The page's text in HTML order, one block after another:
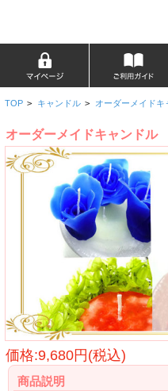
TOP > キャンドル > オーダーメイドキ
オーダーメイドキャンドル
価格:9,680円(税込)
商品説明